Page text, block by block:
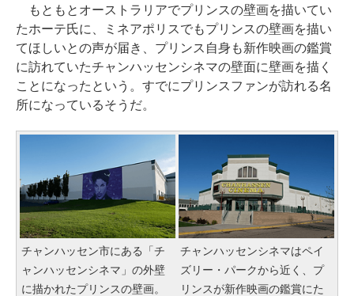
もともとオーストラリアでプリンスの壁画を描いてい
たホーテ氏に、ミネアポリスでもプリンスの壁画を描い
てほしいとの声が届き、プリンス自身も新作映画の鑑賞
に訪れていたチャンハッセンシネマの壁面に壁画を描く
ことになったという。すでにプリンスファンが訪れる名
所になっているそうだ。
チャンハッセン市にある「チ
ャンハッセンシネマ」の外壁
に描かれたプリンスの壁画。
チャンハッセンシネマはペイ
ズリー・パークから近く、プ
リンスが新作映画の鑑賞にた